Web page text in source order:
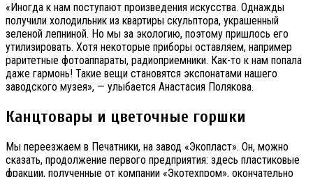
«Иногда к нам поступают произведения искусства. Однажды
получили холодильник из квартиры скульптора, украшенный
зеленой лепниной. Но мы за экологию, поэтому пришлось его
утилизировать. Хотя некоторые приборы оставляем, например
раритетные фотоаппараты, радиоприемники. Как-то к нам попала
даже гармонь! Такие вещи становятся экспонатами нашего
заводского музея», — улыбается Анастасия Полякова.
Канцтовары и цветочные горшки
Мы переезжаем в Печатники, на завод «Экопласт». Он, можно
сказать, продолжение первого предприятия: здесь пластиковые
фракции, полученные от компании «Экотехпром», окончательно